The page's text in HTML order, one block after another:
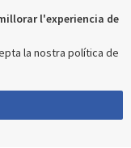
l'experiencia de
la nostra política de